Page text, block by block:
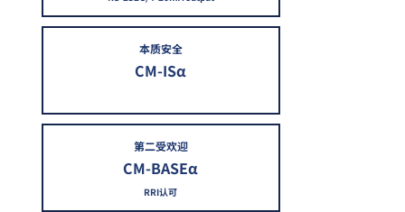
本质安全
CM-ISα
第二受欢迎
CM-BASEα
RRI认可